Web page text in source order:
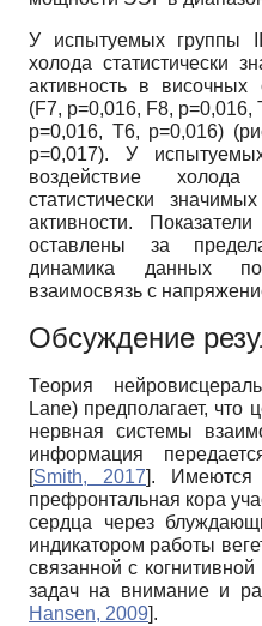
У испытуемых группы
холода статистически
активность в височных
(F7, p=0,016, F8, p=0,016,
p=0,016, T6, p=0,016)
p=0,017). У
воздействие
статистически
активности.
оставлены за
динамика данных
взаимосвязь с
Обсуждение
Теория
Lane) предполагает, что
нервная системы
информация
[Smith, 2017]. Имеются
префронтальная кора
сердца через
индикатором работы
связанной с
задач на внимание и
Hansen, 2009].